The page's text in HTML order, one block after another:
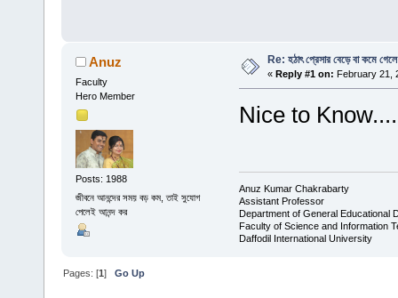
Anuz
Faculty
Hero Member
Posts: 1988
জীবনে আনন্দের সময় বড় কম, তাই সুযোগ
পেলেই আনন্দ কর
Re: হঠাৎ প্রেসার বেড়ে বা কমে
« Reply #1 on: February 21,
Nice to
Anuz Kumar Chakrabarty
Assistant Professor
Department of General Educational
Faculty of Science and Information
Daffodil International University
Pages: [1]Go Up